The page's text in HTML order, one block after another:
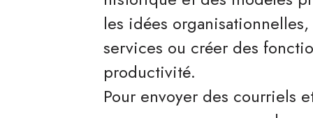
les idées
services ou créer des
productivité.
Pour envoyer des courriels